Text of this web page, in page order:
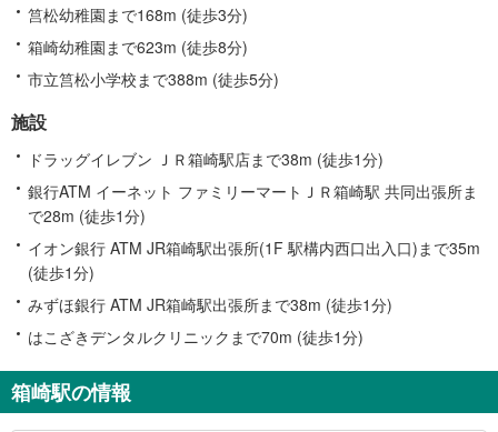
筥松幼稚園まで168m (徒歩3分)
箱崎幼稚園まで623m (徒歩8分)
市立筥松小学校まで388m (徒歩5分)
施設
ドラッグイレブン ＪＲ箱崎駅店まで38m (徒歩1分)
銀行ATM イーネット ファミリーマートＪＲ箱崎駅 共同出張所ま
で28m (徒歩1分)
イオン銀行 ATM JR箱崎駅出張所(1F 駅構内西口出入口)まで35m
(徒歩1分)
みずほ銀行 ATM JR箱崎駅出張所まで38m (徒歩1分)
はこざきデンタルクリニックまで70m (徒歩1分)
箱崎駅の情報